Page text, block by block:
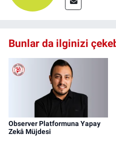
Bunlar da ilginizi
Observer Platformuna Yapay
Zekâ Müjdesi